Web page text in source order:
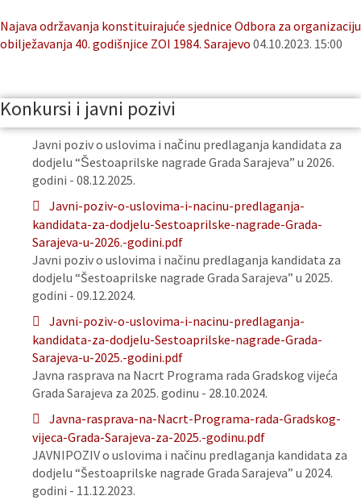
Najava održavanja konstituirajuće sjednice Odbora za organizaciju
obilježavanja 40. godišnjice ZOI 1984. Sarajevo 04.10.2023. 15:00
Konkursi i javni pozivi
Javni poziv o uslovima i načinu predlaganja kandidata za
dodjelu “Šestoaprilske nagrade Grada Sarajeva” u 2026.
godini - 08.12.2025.
Javni-poziv-o-uslovima-i-nacinu-predlaganja-
kandidata-za-dodjelu-Sestoaprilske-nagrade-Grada-
Sarajeva-u-2026.-godini.pdf
Javni poziv o uslovima i načinu predlaganja kandidata za
dodjelu “Šestoaprilske nagrade Grada Sarajeva” u 2025.
godini - 09.12.2024.
Javni-poziv-o-uslovima-i-nacinu-predlaganja-
kandidata-za-dodjelu-Sestoaprilske-nagrade-Grada-
Sarajeva-u-2025.-godini.pdf
Javna rasprava na Nacrt Programa rada Gradskog vijeća
Grada Sarajeva za 2025. godinu - 28.10.2024.
Javna-rasprava-na-Nacrt-Programa-rada-Gradskog-
vijeca-Grada-Sarajeva-za-2025.-godinu.pdf
JAVNIPOZIV o uslovima i načinu predlaganja kandidata za
dodjelu “Šestoaprilske nagrade Grada Sarajeva” u 2024.
godini - 11.12.2023.